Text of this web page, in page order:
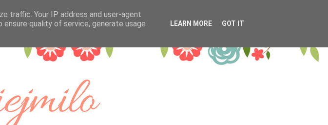
traffic. Your IP address and user-agent
quality of service, generate usage
LEARN MORE GOT IT